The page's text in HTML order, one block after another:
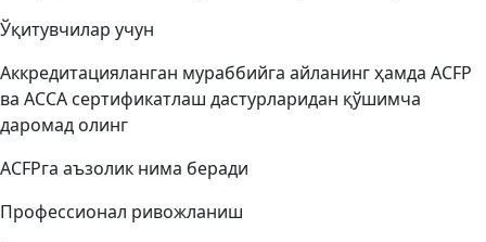
Ўқитувчилар учун
Аккредитацияланган мураббийга айланинг ҳамда ACFP
ва ACCA сертификатлаш дастурларидан қўшимча
даромад олинг
ACFPга аъзолик нима беради
Профессионал ривожланиш